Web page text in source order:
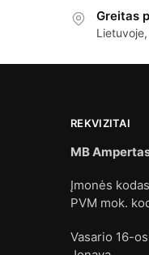
Greitas
REKVIZITAI
MB
Įmonės
PVM mok.
Vasario 16-